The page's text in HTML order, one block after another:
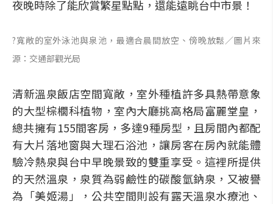
夜晚時除了能欣賞繁星點點，還能遠眺台中市景！
?寬敞的室外泳池與泉池，最適合晨間放空、傍晚放鬆／圖片來
源：交通部觀光局
清新溫泉飯店空間寬敞，室外種植許多具熱帶意象
的大型棕櫚科植物，室內大廳挑高格局富麗堂皇，
總共擁有155間客房，多達9種房型，且房間內都配
有大片落地窗與大理石浴池，讓房客在房內就能體
驗冷熱泉與台中早晚景致的雙重享受。這裡所提供
的天然溫泉，泉質為弱鹼性的碳酸氫鈉泉，又被譽
為「美姬湯」，公共空間則設有露天溫泉水療池、